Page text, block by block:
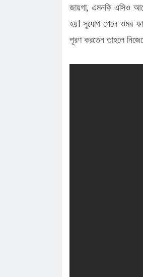
জায়গা, এমনকি এসিও
হয়। সুযোগ পেলে ওমর
পূরণ করতেন তাহলে